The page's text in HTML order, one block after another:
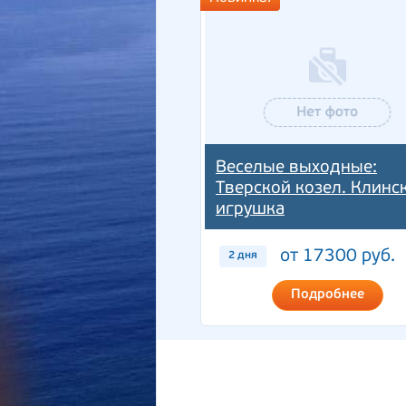
Веселые выходные:
Тверской козел.
игрушка
2 дня от 17300 руб.
Подробнее